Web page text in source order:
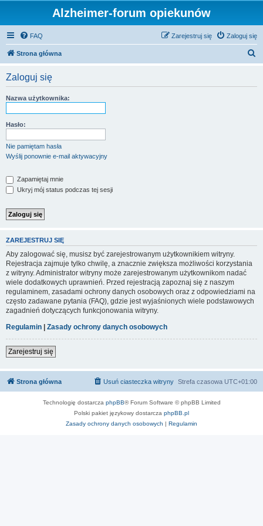
Alzheimer-forum opiekunów
FAQ Zaloguj się
Zarejestruj się
Strona główna
Zaloguj się
Nazwa użytkownika:
Hasło:
Nie pamiętam hasła
Wyślij ponownie e-mail aktywacyjny
Zapamiętaj mnie
Ukryj mój status podczas tej sesji
ZAREJESTRUJ SIĘ
Aby zalogować się, musisz być zarejestrowanym użytkownikiem witryny.
Rejestracja zajmuje tylko chwilę, a znacznie zwiększa możliwości korzystania
z witryny. Administrator witryny może zarejestrowanym użytkownikom nadać
wiele dodatkowych uprawnień. Przed rejestracją zapoznaj się z naszym
regulaminem, zasadami ochrony danych osobowych oraz z odpowiedziami na
często zadawane pytania (FAQ), gdzie jest wyjaśnionych wiele podstawowych
zagadnień dotyczących funkcjonowania witryny.
Regulamin | Zasady ochrony danych osobowych
Zarejestruj się
Strona główna Strefa czasowa UTC+01:00
Usuń ciasteczka witryny
Technologię dostarcza phpBB® Forum Software © phpBB Limited
Polski pakiet językowy dostarcza phpBB.pl
Zasady ochrony danych osobowych | Regulamin